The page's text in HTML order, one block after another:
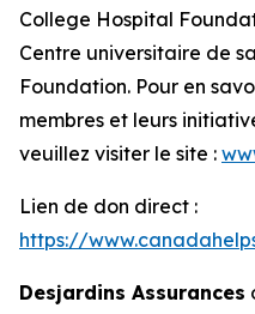
College Hospital
Centre universitaire de
Foundation. Pour en
membres et leurs
veuillez visiter le site :
Lien de don direct :
https://
Desjardins Assurances